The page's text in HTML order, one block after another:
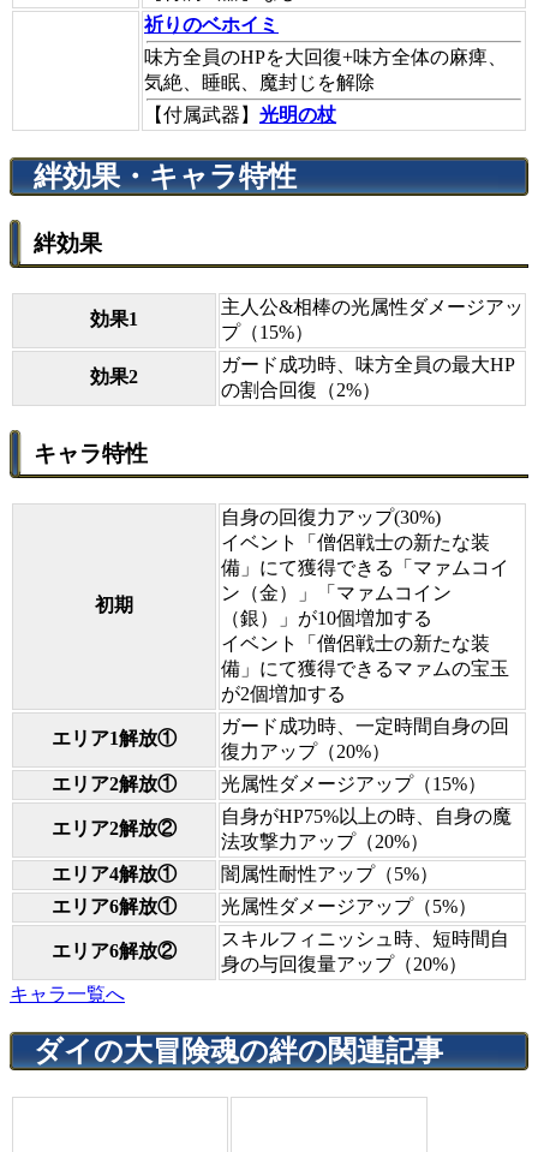
祈りのベホイミ
味方全員のHPを大回復+味方全体の麻痺、
気絶、睡眠、魔封じを解除
【付属武器】 光明の杖
絆効果・キャラ特性
絆効果
効果1
主人公&相棒の光属性ダメージアッ
プ（15%）
効果2
ガード成功時、味方全員の最大HP
の割合回復（2%）
キャラ特性
初期
自身の回復力アップ(30%)
イベント「僧侶戦士の新たな装
備」にて獲得できる「マァムコイ
ン（金）」「マァムコイン
（銀）」が10個増加する
イベント「僧侶戦士の新たな装
備」にて獲得できるマァムの宝玉
が2個増加する
エリア1解放①
ガード成功時、一定時間自身の回
復力アップ（20%）
エリア2解放①
光属性ダメージアップ（15%）
エリア2解放②
自身がHP75%以上の時、自身の魔
法攻撃力アップ（20%）
エリア4解放①
闇属性耐性アップ（5%）
エリア6解放①
光属性ダメージアップ（5%）
エリア6解放②
スキルフィニッシュ時、短時間自
身の与回復量アップ（20%）
キャラ一覧へ
ダイの大冒険魂の絆の関連記事